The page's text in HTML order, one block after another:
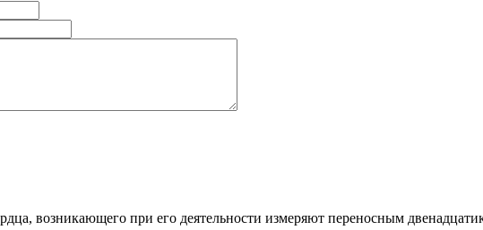
возникающего при его деятельности измеряют переносным